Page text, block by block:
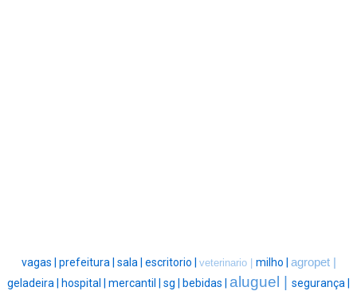
vagas | prefeitura | sala | escritorio | veterinario | milho | agropet |
geladeira | hospital | mercantil | sg | bebidas | aluguel | segurança |